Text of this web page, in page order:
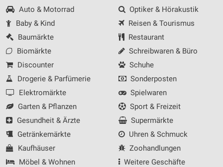
Auto & Motorrad
Baby & Kind
Baumärkte
Biomärkte
Discounter
Drogerie & Parfümerie
Elektromärkte
Garten & Pflanzen
Gesundheit & Ärzte
Getränkemärkte
Kaufhäuser
Möbel & Wohnen
Optiker & Hörakustik
Reisen & Tourismus
Restaurant
Schreibwaren & Büro
Schuhe
Sonderposten
Spielwaren
Sport & Freizeit
Supermärkte
Uhren & Schmuck
Zoohandlungen
Weitere Geschäfte